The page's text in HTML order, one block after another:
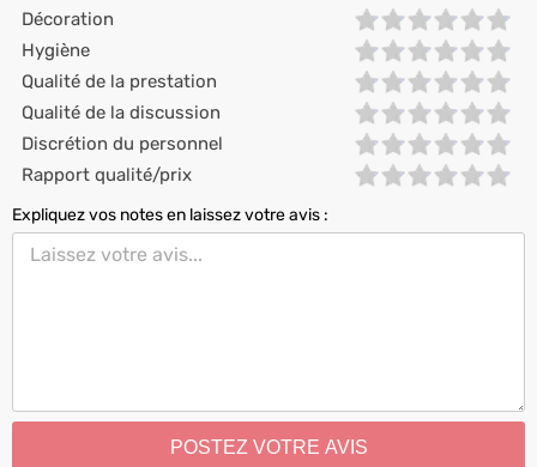
Décoration
Hygiène
Qualité de la prestation
Qualité de la discussion
Discrétion du personnel
Rapport qualité/prix
Expliquez vos notes en laissez votre avis :